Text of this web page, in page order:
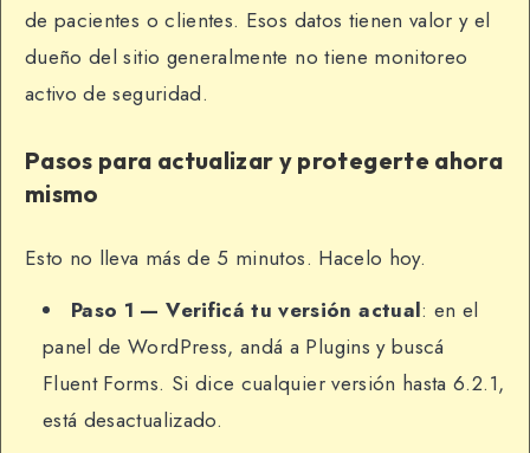
de pacientes o clientes. Esos datos tienen valor y el
dueño del sitio generalmente no tiene monitoreo
activo de seguridad.
Pasos para actualizar y protegerte ahora
mismo
Esto no lleva más de 5 minutos. Hacelo hoy.
Paso 1 — Verificá tu versión actual: en el
panel de WordPress, andá a Plugins y buscá
Fluent Forms. Si dice cualquier versión hasta 6.2.1,
está desactualizado.